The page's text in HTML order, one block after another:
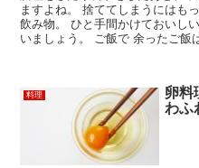
ますよね。 捨ててしまうにはも
飲み物。 ひと手間かけておいし
いましょう。 ご飯で 余ったご飯
料理
卵料
わふ